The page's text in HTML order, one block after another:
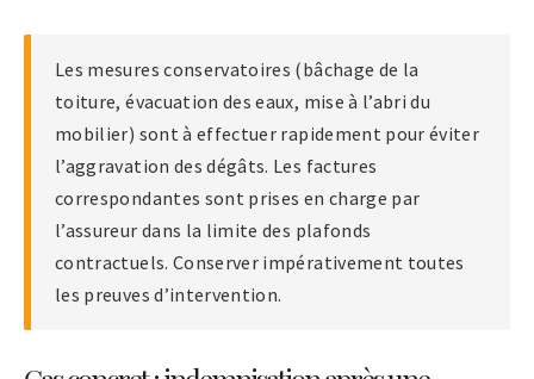
Les mesures conservatoires (bâchage de la
toiture, évacuation des eaux, mise à l’abri du
mobilier) sont à effectuer rapidement pour éviter
l’aggravation des dégâts. Les factures
correspondantes sont prises en charge par
l’assureur dans la limite des plafonds
contractuels. Conserver impérativement toutes
les preuves d’intervention.